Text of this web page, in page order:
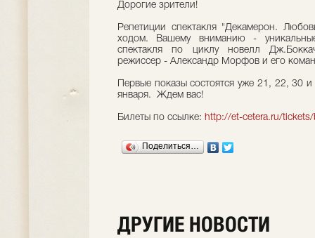
Дорогие зрители!
Репетиции спектакля "Декамерон.
ходом. Вашему вниманию -
спектакля по циклу новелл
режиссер - Александр Морфов и его
Первые показы состоятся уже 21, 22, 30
января. Ждем вас!
Билеты по ссылке: http://et-cetera.ru/
Поделиться…
ДРУГИЕ НОВОСТИ